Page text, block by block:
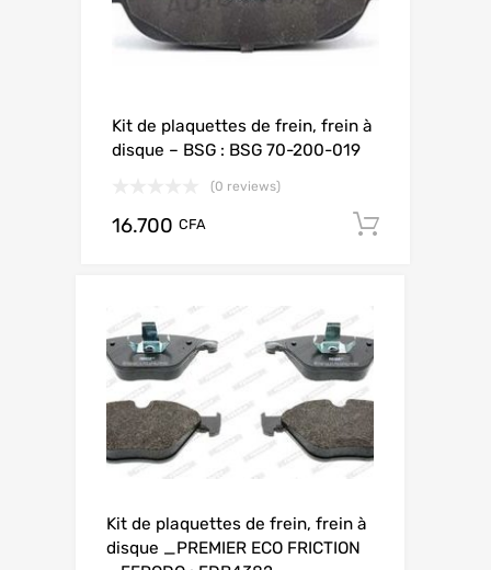
Kit de plaquettes de frein, frein à
disque – BSG : BSG 70-200-019
(0 reviews)
16.700 CFA
Kit de plaquettes de frein, frein à
disque _PREMIER ECO FRICTION